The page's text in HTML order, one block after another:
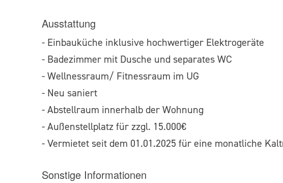
Ausstattung
- Einbauküche inklusive hochwertiger Elektrogeräte
- Badezimmer mit Dusche und separates WC
- Wellnessraum/ Fitnessraum im UG
- Neu saniert
- Abstellraum innerhalb der Wohnung
- Außenstellplatz für zzgl. 15.000€
- Vermietet seit dem 01.01.2025 für eine monatliche
Sonstige Informationen